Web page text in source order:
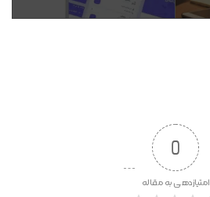
0
امتیازدهی به مقاله